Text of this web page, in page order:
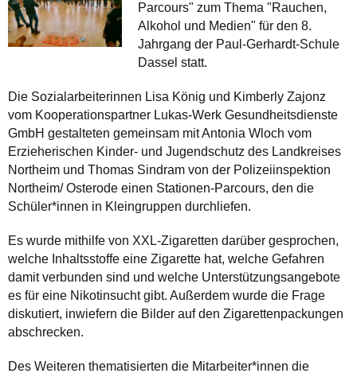
Parcours" zum Thema "Rauchen,
Alkohol und Medien" für den 8.
Jahrgang der Paul-Gerhardt-Schule
Dassel statt.
Die Sozialarbeiterinnen Lisa König und Kimberly Zajonz
vom Kooperationspartner Lukas-Werk Gesundheitsdienste
GmbH gestalteten gemeinsam mit Antonia Wloch vom
Erzieherischen Kinder- und Jugendschutz des Landkreises
Northeim und Thomas Sindram von der Polizeiinspektion
Northeim/ Osterode einen Stationen-Parcours, den die
Schüler*innen in Kleingruppen durchliefen.
Es wurde mithilfe von XXL-Zigaretten darüber gesprochen,
welche Inhaltsstoffe eine Zigarette hat, welche Gefahren
damit verbunden sind und welche Unterstützungsangebote
es für eine Nikotinsucht gibt. Außerdem wurde die Frage
diskutiert, inwiefern die Bilder auf den Zigarettenpackungen
abschrecken.
Des Weiteren thematisierten die Mitarbeiter*innen die